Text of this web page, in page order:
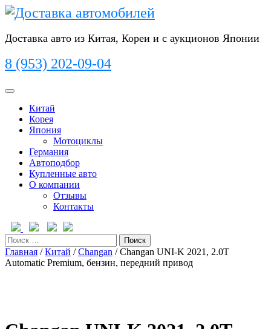
Перейти
Доставка авто из Китая, Кореи и с аукционов Японии
8 (953) 202-09-04
Кнопка
ОткрытьКитай
Корея
Япония
Мотоциклы
Германия
Автоподбор
Купленные авто
О компании
Отзывы
Контакты
Кнопка
Закрыть
Поиск
Главная /Китай /Changan / Changan UNI-K 2021, 2.0T
Automatic Premium, бензин, передний привод